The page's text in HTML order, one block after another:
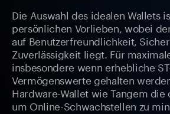
Die Auswahl des idealen Wallets
persönlichen Vorlieben, wobei
auf Benutzerfreundlichkeit,
Zuverlässigkeit liegt. Für
insbesondere wenn erhebliche
Vermögenswerte gehalten
Hardware-Wallet wie Tangem die
um Online-Schwachstellen zu